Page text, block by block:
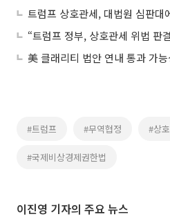
트럼프 상호관세, 대법원 심판대
#트럼프 #무역협정 #상
#국제비상경제권한법
이진영 기자의 주요 뉴스